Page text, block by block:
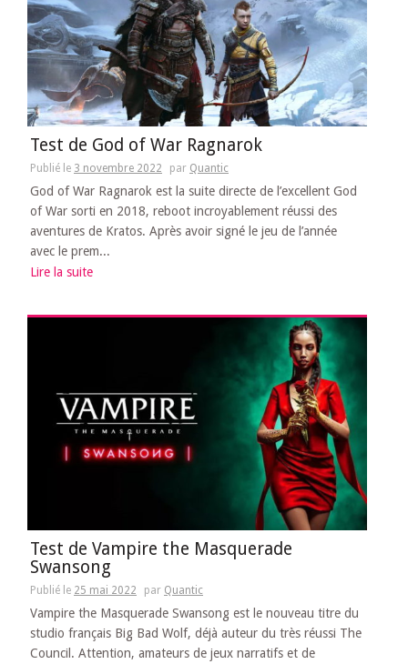
Test de God of War Ragnarok
Publié le 3 novembre 2022 par Quantic
God of War Ragnarok est la suite directe de l’excellent God
of War sorti en 2018, reboot incroyablement réussi des
aventures de Kratos. Après avoir signé le jeu de l’année
avec le prem...
Lire la suite
Test de Vampire the Masquerade
Swansong
Publié le 25 mai 2022 par Quantic
Vampire the Masquerade Swansong est le nouveau titre du
studio français Big Bad Wolf, déjà auteur du très réussi The
Council. Attention, amateurs de jeux narratifs et de